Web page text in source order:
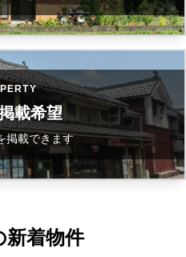
載希望
掲載できます
新着物件